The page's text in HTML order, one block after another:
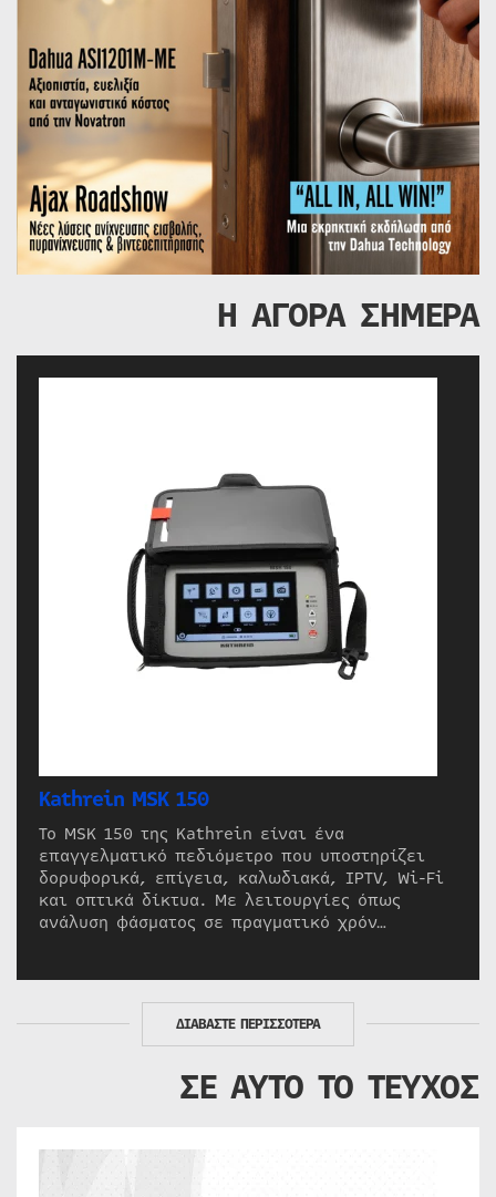
Η ΑΓΟΡΑ ΣΗΜΕΡΑ
Kathrein MSK 150
Το MSK 150 της Kathrein είναι ένα
επαγγελματικό πεδιόμετρο που υποστηρίζει
δορυφορικά, επίγεια, καλωδιακά, IPTV, Wi-Fi
και οπτικά δίκτυα. Με λειτουργίες όπως
ανάλυση φάσματος σε πραγματικό χρόν…
ΔΙΑΒΑΣΤΕ ΠΕΡΙΣΣΟΤΕΡΑ
ΣΕ ΑΥΤΟ ΤΟ ΤΕΥΧΟΣ